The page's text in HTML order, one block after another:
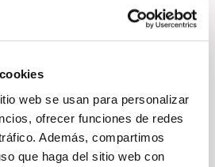
web se usan para personalizar
ofrecer funciones de redes
Además, compartimos
que haga del sitio web con